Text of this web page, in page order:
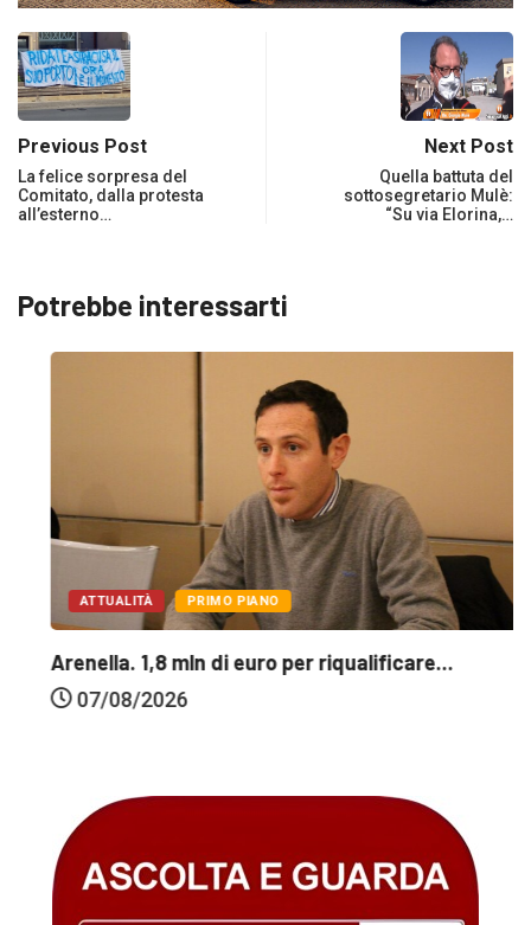
Previous Post
La felice sorpresa del
Comitato, dalla protesta
all’esterno…
Next Post
Quella battuta del
sottosegretario Mulè:
“Su via Elorina,…
Potrebbe interessarti
ATTUALITÀ PRIMO PIANO
Arenella. 1,8 mln di euro per riqualificare...
07/08/2026